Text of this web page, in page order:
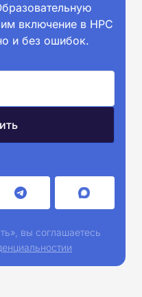
включение в НРС
и без ошибок.
вы соглашаетесь